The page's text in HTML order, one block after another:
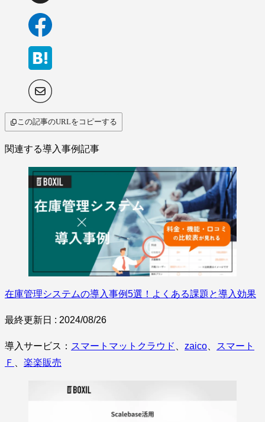
この記事のURLをコピーする
関連する導入事例記事
在庫管理システムの導入事例5選！よくある課題と導入効果
最終更新日 : 2024/08/26
導入サービス： スマートマットクラウド zaico
スマート
Ｆ
楽楽販売